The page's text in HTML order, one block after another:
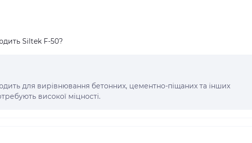
Siltek F-50?
для вирівнювання бетонних, цементно-піщаних та інших
високої міцності.